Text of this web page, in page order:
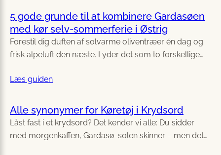
5 gode grunde til at kombinere Gardasøen
med kør selv-sommerferie i Østrig
Forestil dig duften af solvarme oliventræer én dag og
frisk alpeluft den næste. Lyder det som to forskellige…
Læs guiden
Alle synonymer for Køretøj i Krydsord
Låst fast i et krydsord? Det kender vi alle: Du sidder
med morgenkaffen, Gardasø-solen skinner – men det…